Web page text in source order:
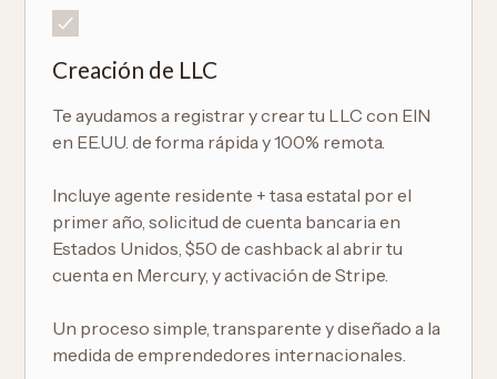
Creación de LLC
Te ayudamos a registrar y crear tu LLC con EIN
en EE.UU. de forma rápida y 100% remota.
Incluye agente residente + tasa estatal por el
primer año, solicitud de cuenta bancaria en
Estados Unidos, $50 de cashback al abrir tu
cuenta en Mercury, y activación de Stripe.
Un proceso simple, transparente y diseñado a la
medida de emprendedores internacionales.